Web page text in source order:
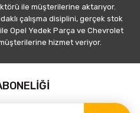
ile müşterilerine aktarıyor.
çalışma disiplini, gerçek stok
Opel Yedek Parça ve Chevrolet
hizmet veriyor.